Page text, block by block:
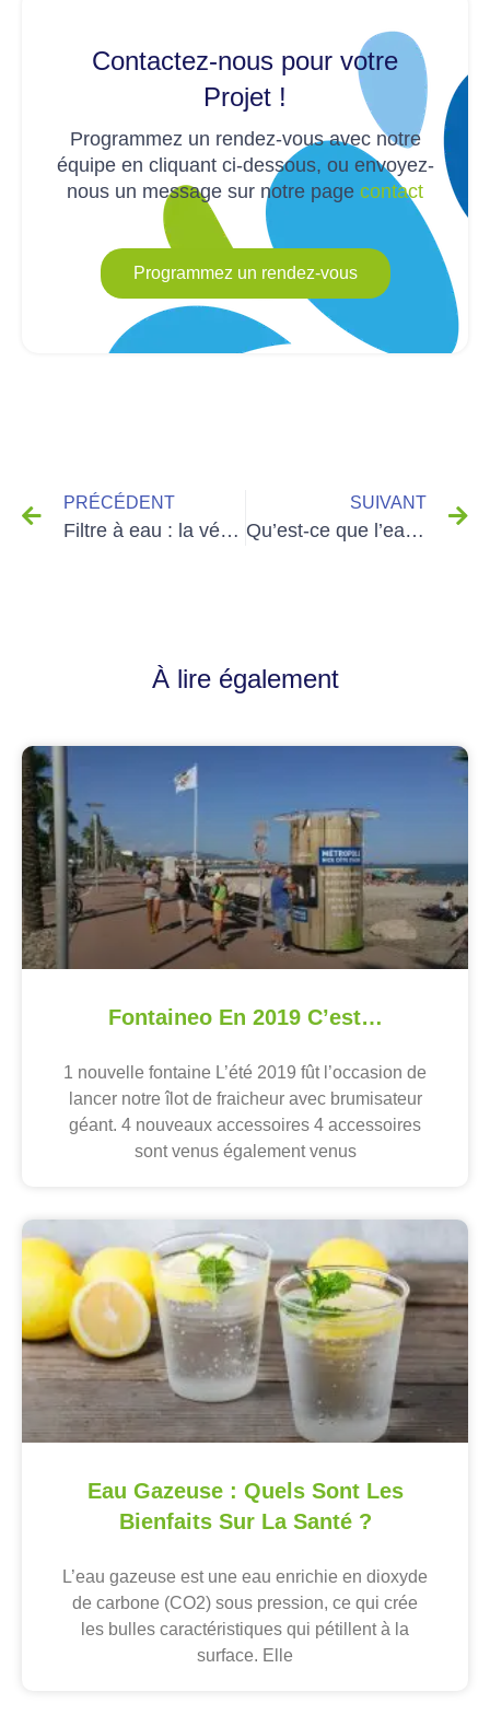
Contactez-nous pour votre
Projet !
Programmez un rendez-vous avec notre
équipe en cliquant ci-dessous, ou envoyez-
nous un message sur notre page contact
Programmez un rendez-vous
PRÉCÉDENT
Filtre à eau : la vérité que les experts ne vous disent pas
SUIVANT
Qu’est-ce que l’eau ? Définition, formule chimique, proportion d’eau potable
À lire également
Fontaineo En 2019 C’est…
1 nouvelle fontaine L’été 2019 fût l’occasion de
lancer notre îlot de fraicheur avec brumisateur
géant. 4 nouveaux accessoires 4 accessoires
sont venus également venus
Eau Gazeuse : Quels Sont Les
Bienfaits Sur La Santé ?
L’eau gazeuse est une eau enrichie en dioxyde
de carbone (CO2) sous pression, ce qui crée
les bulles caractéristiques qui pétillent à la
surface. Elle